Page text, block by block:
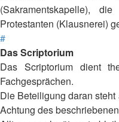
(Sakramentskapelle),
Protestanten (Klausnerei)
#
Das Scriptorium
Das Scriptorium dient
Fachgesprächen.
Die Beteiligung daran
Achtung des